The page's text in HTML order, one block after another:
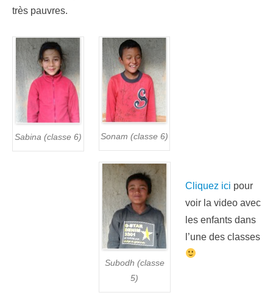
très pauvres.
Sabina (classe 6) Sonam (classe 6)
Subodh (classe
5)
Cliquez ici pour
voir la video avec
les enfants dans
l’une des classes